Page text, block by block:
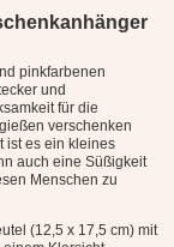
pinkfarbenen
und
für die
verschenken
ist es ein kleines
auch eine Süßigkeit
Menschen zu
(12,5 x 17,5 cm) mit